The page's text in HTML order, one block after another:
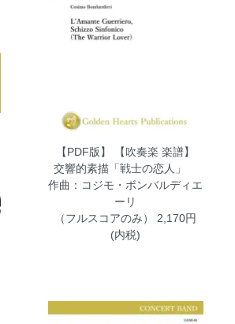
【PDF版】 【吹奏楽 楽譜】
交響的素描「戦士の恋人」
作曲：コジモ・ボンバルディエ
ーリ
（フルスコアのみ）
2,170円
(内税)